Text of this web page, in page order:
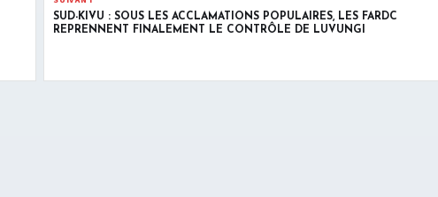
SUD-KIVU : SOUS LES ACCLAMATIONS POPULAIRES, LES FARDC
REPRENNENT FINALEMENT LE CONTRÔLE DE LUVUNGI